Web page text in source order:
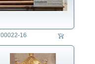
00022-16